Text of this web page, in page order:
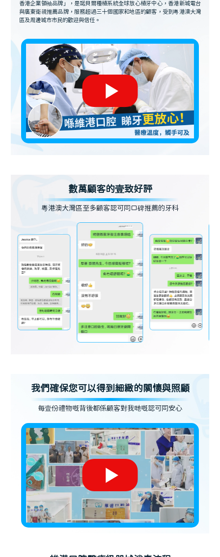
香港企業領袖品牌」，是諾貝爾種植系統全球放心植牙中心，香港新城電台
與廣東衛視推薦品牌，服務超過三十個國家和地區的顧客，受到粵港澳大灣
區及周邊城市市民的歡迎與信任。
數萬顧客的壹致好評
粵港澳大灣區至多顧客認可同口碑推薦的牙科
我們確保您可以得到細緻的關懷與照顧
每壹份禮物嘅背後都係顧客對我哋嘅認可同安心